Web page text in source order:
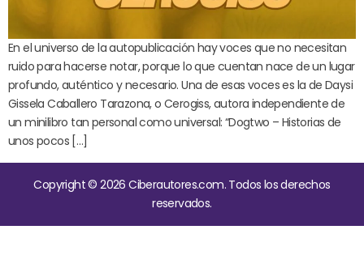
En el universo de la autopublicación hay voces que no necesitan
ruido para hacerse notar, porque lo que cuentan nace de un lugar
profundo, auténtico y necesario. Una de esas voces es la de Daysi
Gissela Caballero Tarazona, o Cerogiss, autora independiente de
un minilibro tan personal como universal: “Dogtwo – Historias de
unos pocos […]
Copyright © 2026 Ciberautores.com. Todos los derechos
reservados.